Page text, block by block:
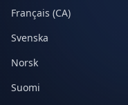
Français (CA)
Svenska
Norsk
Suomi